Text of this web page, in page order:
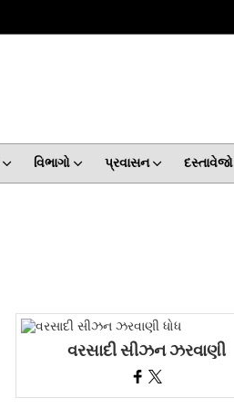
વિભાગો પ્રવાસન દસ્તાવેજો
વરસાદી સીઝન ઝરવાણી